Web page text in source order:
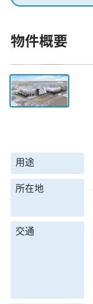
物件概要
用途
所在地
交通